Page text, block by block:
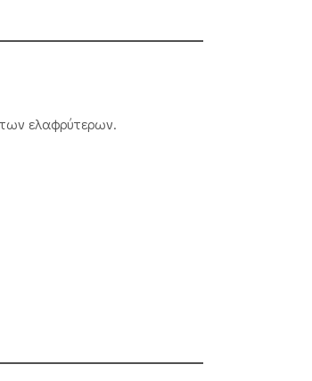
ελαφρύτερων.